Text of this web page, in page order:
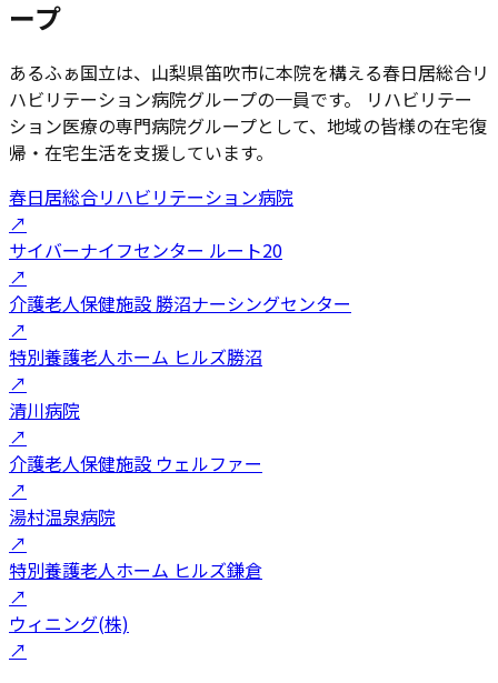
ープ
あるふぁ国立は、山梨県笛吹市に本院を構える春日居総合リ
ハビリテーション病院グループの一員です。 リハビリテー
ション医療の専門病院グループとして、地域の皆様の在宅復
帰・在宅生活を支援しています。
春日居総合リハビリテーション病院
↗
サイバーナイフセンター ルート20
↗
介護老人保健施設 勝沼ナーシングセンター
↗
特別養護老人ホーム ヒルズ勝沼
↗
清川病院
↗
介護老人保健施設 ウェルファー
↗
湯村温泉病院
↗
特別養護老人ホーム ヒルズ鎌倉
↗
ウィニング(株)
↗